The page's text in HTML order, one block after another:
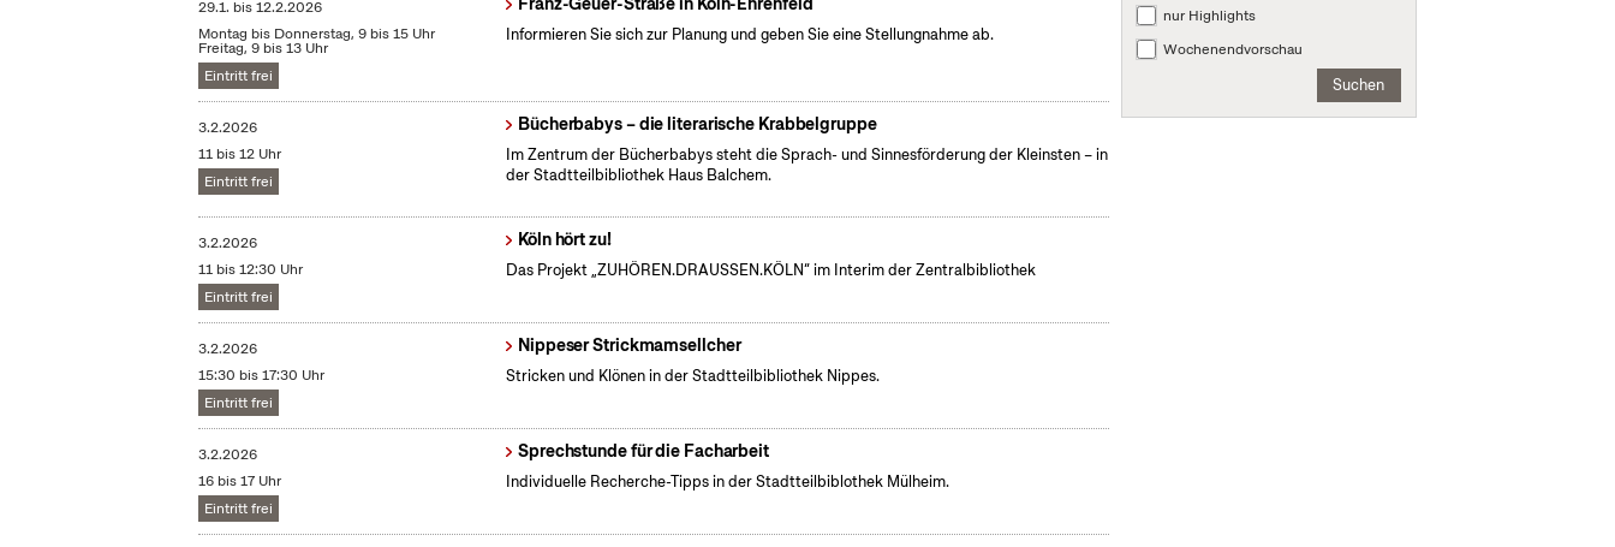
29.1. bis12.2.2026
Montag bis Donnerstag, 9 bis 15 Uhr
Freitag, 9 bis 13 Uhr
Eintritt frei
Informieren Sie sich zur Planung und geben Sie eine Stellungnahme ab.
3.2.2026
11 bis 12 Uhr
Eintritt frei
Bücherbabys – die literarische Krabbelgruppe
Im Zentrum der Bücherbabys steht die Sprach- und Sinnesförderung der Kleinsten – in
der Stadtteilbibliothek Haus Balchem.
3.2.2026
11 bis 12:30 Uhr
Eintritt frei
Köln hört zu!
Das Projekt „ZUHÖREN.DRAUSSEN.KÖLN“ im Interim der Zentralbibliothek
3.2.2026
15:30 bis 17:30 Uhr
Eintritt frei
Nippeser Strickmamsellcher
Stricken und Klönen in der Stadtteilbibliothek Nippes.
3.2.2026
16 bis 17 Uhr
Eintritt frei
Sprechstunde für die Facharbeit
Individuelle Recherche-Tipps in der Stadtteilbiblothek Mülheim.
nur Highlights
Wochenendvorschau
Suchen